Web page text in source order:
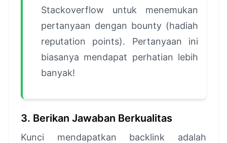
Stackoverflow untuk menemukan
pertanyaan dengan bounty (hadiah
reputation points). Pertanyaan ini
biasanya mendapat perhatian lebih
banyak!
3. Berikan Jawaban Berkualitas
Kunci mendapatkan backlink adalah